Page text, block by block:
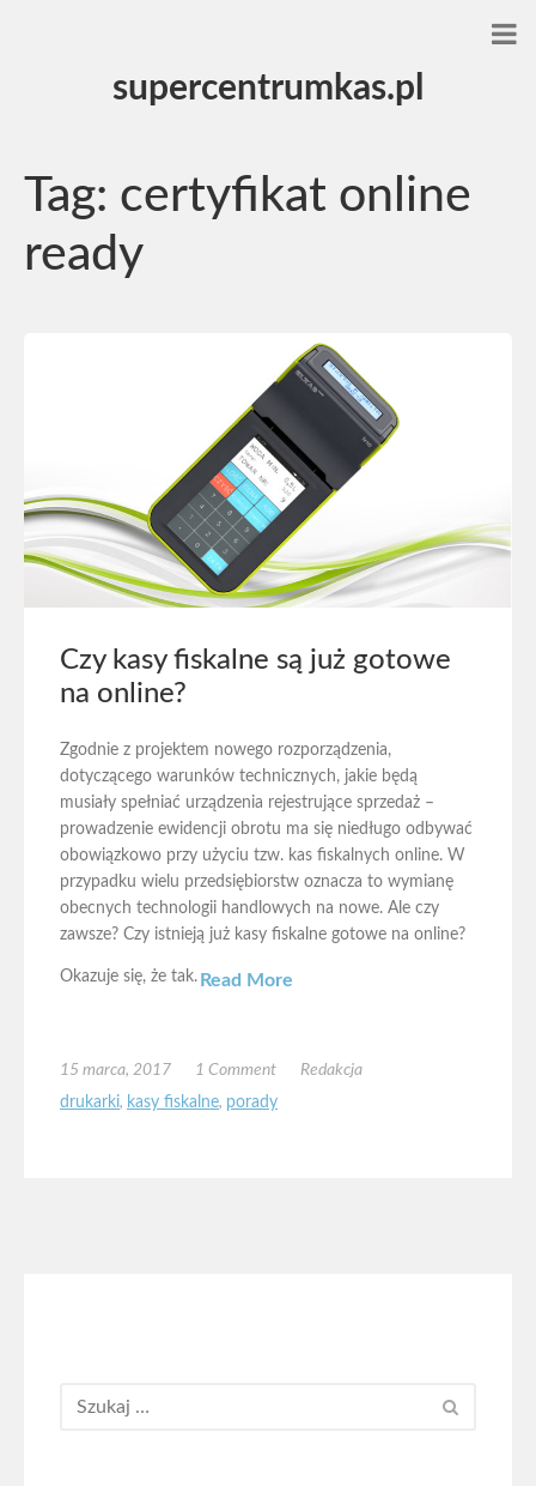
supercentrumkas.pl
Tag: certyfikat online
ready
Czy kasy fiskalne są już gotowe
na online?
Zgodnie z projektem nowego rozporządzenia,
dotyczącego warunków technicznych, jakie będą
musiały spełniać urządzenia rejestrujące sprzedaż –
prowadzenie ewidencji obrotu ma się niedługo odbywać
obowiązkowo przy użyciu tzw. kas fiskalnych online. W
przypadku wielu przedsiębiorstw oznacza to wymianę
obecnych technologii handlowych na nowe. Ale czy
zawsze? Czy istnieją już kasy fiskalne gotowe na online?
Okazuje się, że tak. Read More
15 marca, 2017 1 Comment
Redakcja
drukarki, kasy fiskalne, porady